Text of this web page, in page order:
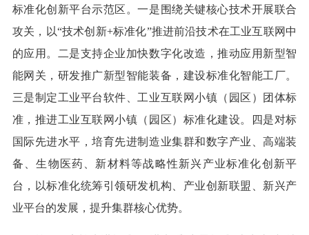
标准化创新平台示范区。一是围绕关键核心技术开展联合
攻关，以“技术创新+标准化”推进前沿技术在工业互联网中
的应用。二是支持企业加快数字化改造，推动应用新型智
能网关，研发推广新型智能装备，建设标准化智能工厂。
三是制定工业平台软件、工业互联网小镇（园区）团体标
准，推进工业互联网小镇（园区）标准化建设。四是对标
国际先进水平，培育先进制造业集群和数字产业、高端装
备、生物医药、新材料等战略性新兴产业标准化创新平
台，以标准化统筹引领研发机构、产业创新联盟、新兴产
业平台的发展，提升集群核心优势。